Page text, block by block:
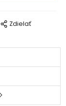
Zdielať